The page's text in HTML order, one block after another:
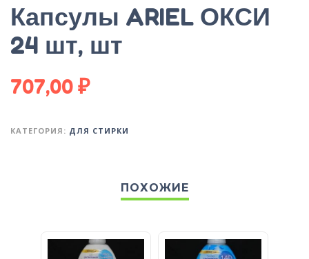
Капсулы ARIEL ОКСИ
24 шт, шт
707,00₽
КАТЕГОРИЯ: ДЛЯ СТИРКИ
ПОХОЖИЕ